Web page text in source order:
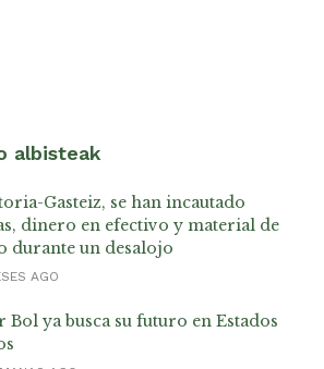
albisteak
Gasteiz, se han incautado
dinero en efectivo y material de
durante un desalojo
AGO
Bol ya busca su futuro en Estados